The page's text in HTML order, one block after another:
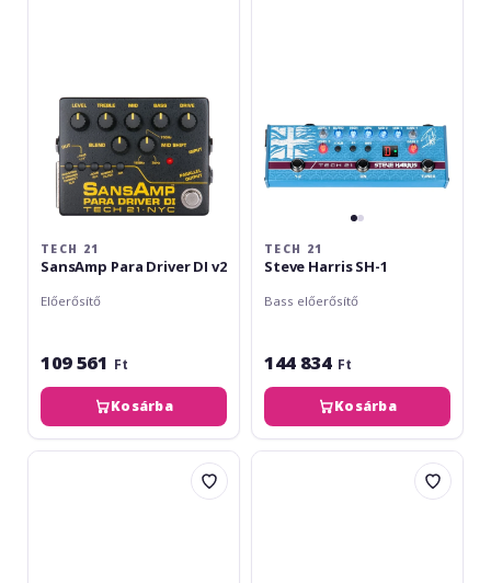
TECH 21
SansAmp Para Driver DI v2
Előerősítő
109 561 Ft
Kosárba
TECH 21
Steve Harris SH-1
Bass előerősítő
144 834 Ft
Kosárba
Death
Fender